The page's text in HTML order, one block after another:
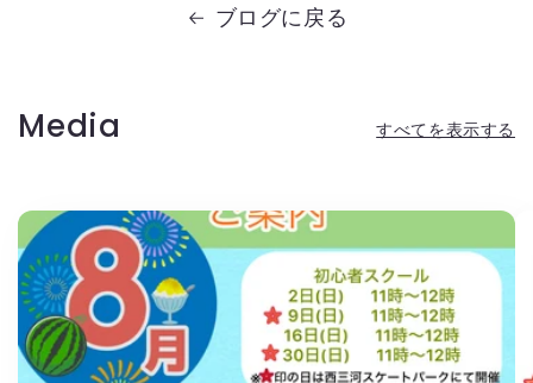
ブログに戻る
Media すべてを表示する